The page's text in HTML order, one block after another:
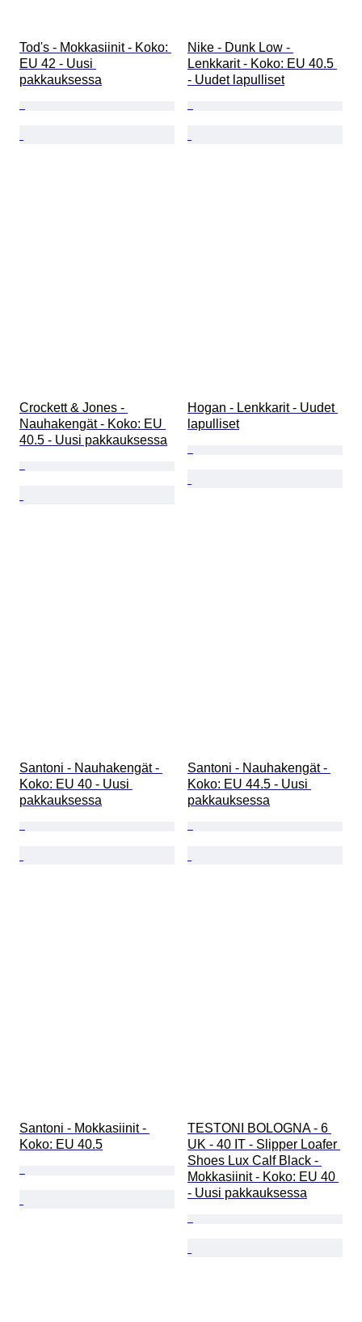
Tod's - Mokkasiinit - Koko:
EU 42 - Uusi
pakkauksessa
Nike - Dunk Low -
Lenkkarit - Koko: EU 40.5
- Uudet lapulliset
Crockett & Jones -
Nauhakengät - Koko: EU
40.5 - Uusi pakkauksessa
Hogan - Lenkkarit - Uudet
lapulliset
Santoni - Nauhakengät -
Koko: EU 40 - Uusi
pakkauksessa
Santoni - Nauhakengät -
Koko: EU 44.5 - Uusi
pakkauksessa
Santoni - Mokkasiinit -
Koko: EU 40.5
TESTONI BOLOGNA - 6
UK - 40 IT - Slipper Loafer
Shoes Lux Calf Black -
Mokkasiinit - Koko: EU 40
- Uusi pakkauksessa